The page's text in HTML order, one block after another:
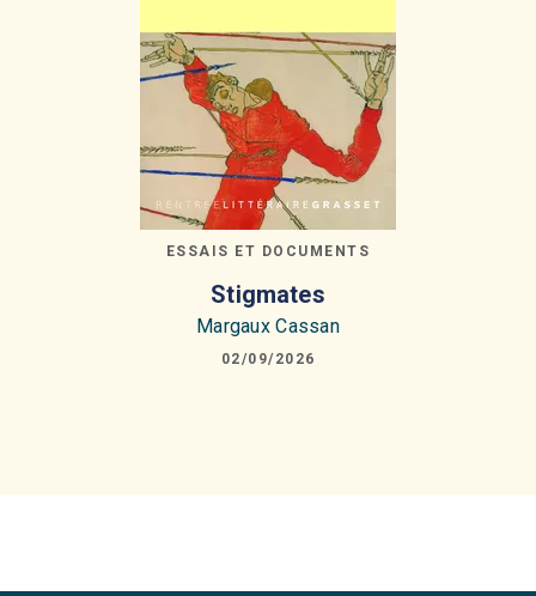
ESSAIS ET DOCUMENTS
Stigmates
Margaux Cassan
02/09/2026